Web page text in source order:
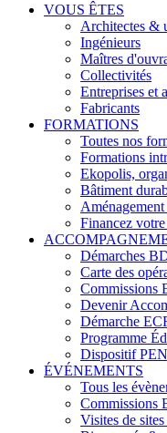
VOUS ÊTES
Architectes &
Ingénieurs
Maîtres
Collectivités
Entreprises et
Fabricants
FORMATIONS
Toutes nos
Formations
Ekopolis,
Bâtiment
Financez
Démarches
Carte des
Devenir
Démarche
Programme
Dispositif
ÉVÉNEMENTS
Tous les
Visites de